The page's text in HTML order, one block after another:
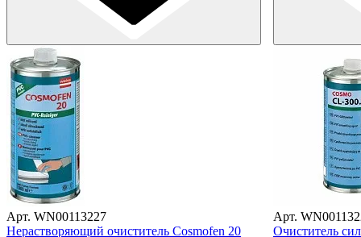
Арт. WN00113227
Нерастворяющий очиститель Cosmofen 20
Арт.
Очиститель